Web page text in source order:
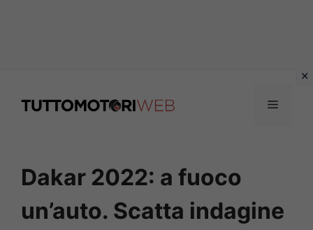
Menu
Dakar 2022: a fuoco
un’auto. Scatta indagine